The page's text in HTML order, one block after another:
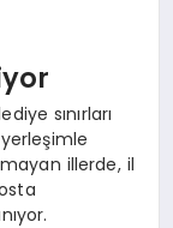
sınırları
illerde, il